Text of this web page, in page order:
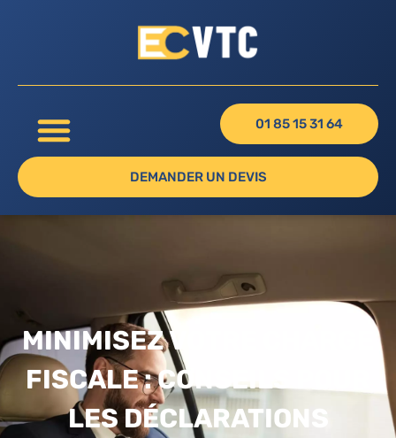
01 85 15 31 64
DEMANDER UN DEVIS
MINIMISEZ VOTRE CHARGE
FISCALE : CONSEILS POUR
LES DÉCLARATIONS